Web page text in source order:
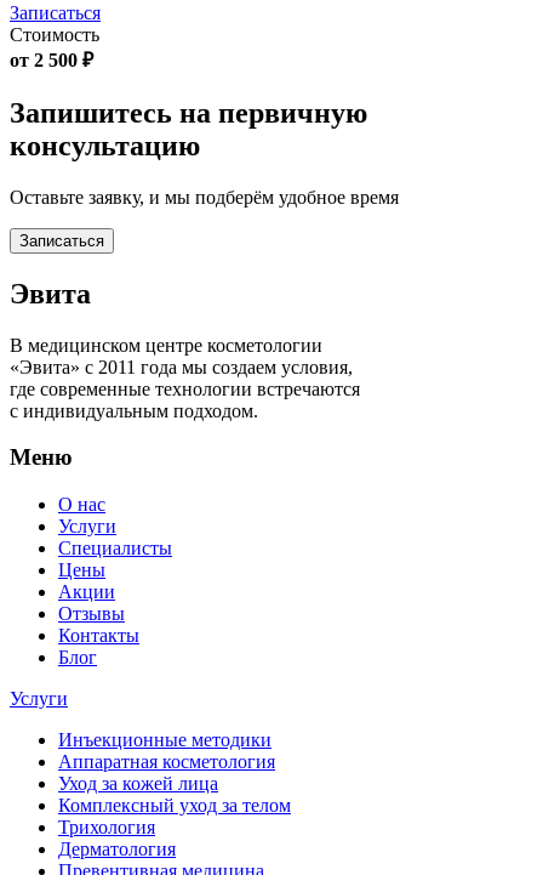
Записаться
Стоимость
от 2 500 ₽
Запишитесь на первичную
консультацию
Оставьте заявку, и мы подберём удобное время
Записаться
Эвита
В медицинском центре косметологии
«Эвита» с 2011 года мы создаем условия,
где современные технологии встречаются
с индивидуальным подходом.
Меню
О нас
Услуги
Специалисты
Цены
Акции
Отзывы
Контакты
Блог
Услуги
Инъекционные методики
Аппаратная косметология
Уход за кожей лица
Комплексный уход за телом
Трихология
Дерматология
Превентивная медицина